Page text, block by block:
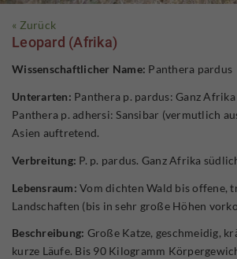
« Zurück
Leopard (Afrika)
Wissenschaftlicher Name: Panthera pardus
Unterarten: Panthera p. pardus: Ganz
Panthera p. adhersi: Sansibar (vermutlich
Asien auftretend.
Verbreitung: P. p. pardus. Ganz Afrika
Lebensraum: Vom dichten Wald bis offene,
Landschaften (bis in sehr große Höhen
Beschreibung: Große Katze, geschmeidig,
kurze Läufe. Bis 90 Kilogramm